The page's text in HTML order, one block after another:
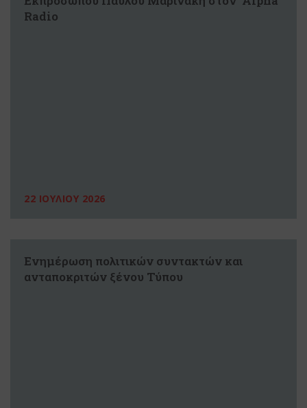
Radio
22 ΙΟΥΛΙΟΥ 2026
Ενημέρωση πολιτικών συντακτών και
ανταποκριτών ξένου Τύπου